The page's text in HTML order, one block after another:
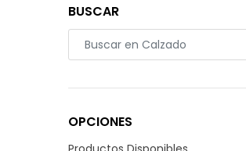
BUSCAR
OPCIONES